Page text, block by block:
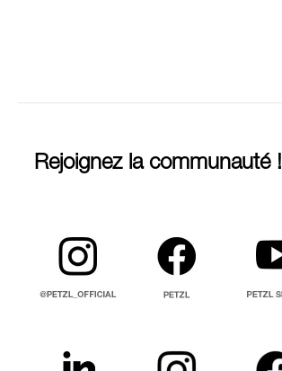
Rejoignez la communauté !